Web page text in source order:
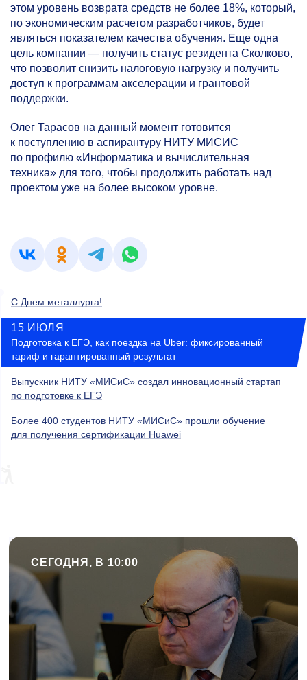
этом уровень возврата средств не более 18%, который,
по экономическим расчетом разработчиков, будет
являться показателем качества обучения. Еще одна
цель компании — получить статус резидента Сколково,
что позволит снизить налоговую нагрузку и получить
доступ к программам акселерации и грантовой
поддержки.
Олег Тарасов на данный момент готовится
к поступлению в аспирантуру НИТУ МИСИС
по профилю «Информатика и вычислительная
техника» для того, чтобы продолжить работать над
проектом уже на более высоком уровне.
С Днем металлурга!
15 ИЮЛЯ
Подготовка к ЕГЭ, как поездка на Uber: фиксированный
тариф и гарантированный результат
Выпускник НИТУ «МИСиС» создал инновационный стартап
по подготовке к ЕГЭ
Более 400 студентов НИТУ «МИСиС» прошли обучение
для получения сертификации Huawei
СЕГОДНЯ, В 10:00